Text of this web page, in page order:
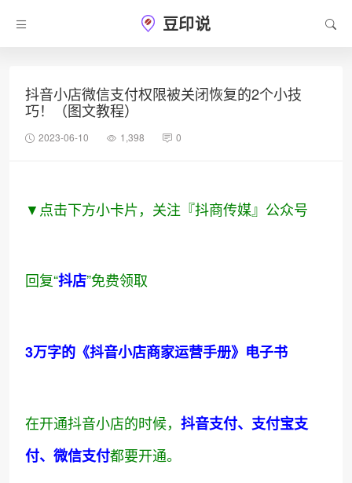
豆印说
抖音小店微信支付权限被关闭恢复的2个小技
巧！（图文教程）
2023-06-10 1,398 0
▼点击下方小卡片，关注『抖商传媒』公众号
回复“抖店”免费领取
3万字的《抖音小店商家运营手册》电子书
在开通抖音小店的时候， 抖音支付、支付宝支
付、微信支付都要开通。